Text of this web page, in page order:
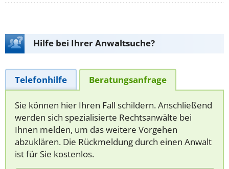
Hilfe bei Ihrer Anwaltsuche?
Telefonhilfe Beratungsanfrage
Sie können hier Ihren Fall schildern. Anschließend
werden sich spezialisierte Rechtsanwälte bei
Ihnen melden, um das weitere Vorgehen
abzuklären. Die Rückmeldung durch einen Anwalt
ist für Sie kostenlos.